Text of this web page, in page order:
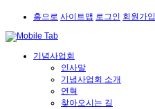
홈으로 사이트맵 로그인 회원가입
기념사업회
인사말
기념사업회 소개
연혁
찾아오시는 길